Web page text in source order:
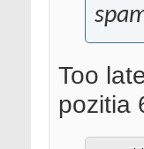
Too
pozitia